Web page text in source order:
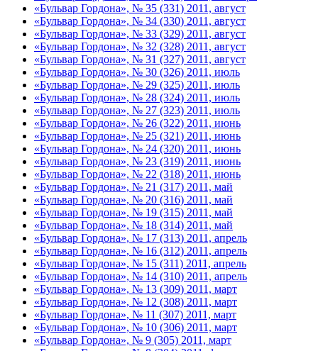
«Бульвар Гордона», № 35 (331) 2011, август
«Бульвар Гордона», № 34 (330) 2011, август
«Бульвар Гордона», № 33 (329) 2011, август
«Бульвар Гордона», № 32 (328) 2011, август
«Бульвар Гордона», № 31 (327) 2011, август
«Бульвар Гордона», № 30 (326) 2011, июль
«Бульвар Гордона», № 29 (325) 2011, июль
«Бульвар Гордона», № 28 (324) 2011, июль
«Бульвар Гордона», № 27 (323) 2011, июль
«Бульвар Гордона», № 26 (322) 2011, июнь
«Бульвар Гордона», № 25 (321) 2011, июнь
«Бульвар Гордона», № 24 (320) 2011, июнь
«Бульвар Гордона», № 23 (319) 2011, июнь
«Бульвар Гордона», № 22 (318) 2011, июнь
«Бульвар Гордона», № 21 (317) 2011, май
«Бульвар Гордона», № 20 (316) 2011, май
«Бульвар Гордона», № 19 (315) 2011, май
«Бульвар Гордона», № 18 (314) 2011, май
«Бульвар Гордона», № 17 (313) 2011, апрель
«Бульвар Гордона», № 16 (312) 2011, апрель
«Бульвар Гордона», № 15 (311) 2011, апрель
«Бульвар Гордона», № 14 (310) 2011, апрель
«Бульвар Гордона», № 13 (309) 2011, март
«Бульвар Гордона», № 12 (308) 2011, март
«Бульвар Гордона», № 11 (307) 2011, март
«Бульвар Гордона», № 10 (306) 2011, март
«Бульвар Гордона», № 9 (305) 2011, март